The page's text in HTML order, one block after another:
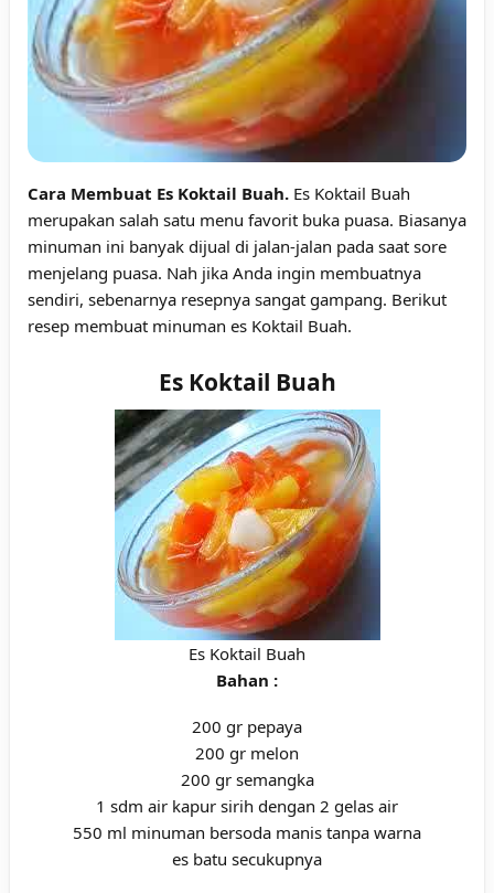
Cara Membuat Es Koktail Buah. Es Koktail Buah
merupakan salah satu menu favorit buka puasa. Biasanya
minuman ini banyak dijual di jalan-jalan pada saat sore
menjelang puasa. Nah jika Anda ingin membuatnya
sendiri, sebenarnya resepnya sangat gampang. Berikut
resep membuat minuman es Koktail Buah.
Es Koktail Buah
Es Koktail Buah
Bahan :
200 gr pepaya
200 gr melon
200 gr semangka
1 sdm air kapur sirih dengan 2 gelas air
550 ml minuman bersoda manis tanpa warna
es batu secukupnya